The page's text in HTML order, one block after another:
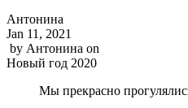
Антонина
Jan 11, 2021
by Антонина on
Новый год 2020
Мы прекрасно